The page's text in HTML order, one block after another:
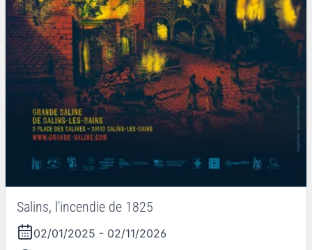
Salins, l'incendie de 1825
02/01/2025 - 02/11/2026